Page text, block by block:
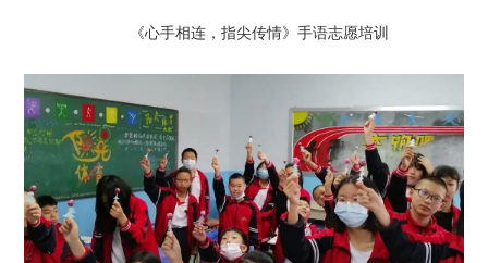
《心手相连，指尖传情》手语志愿培训